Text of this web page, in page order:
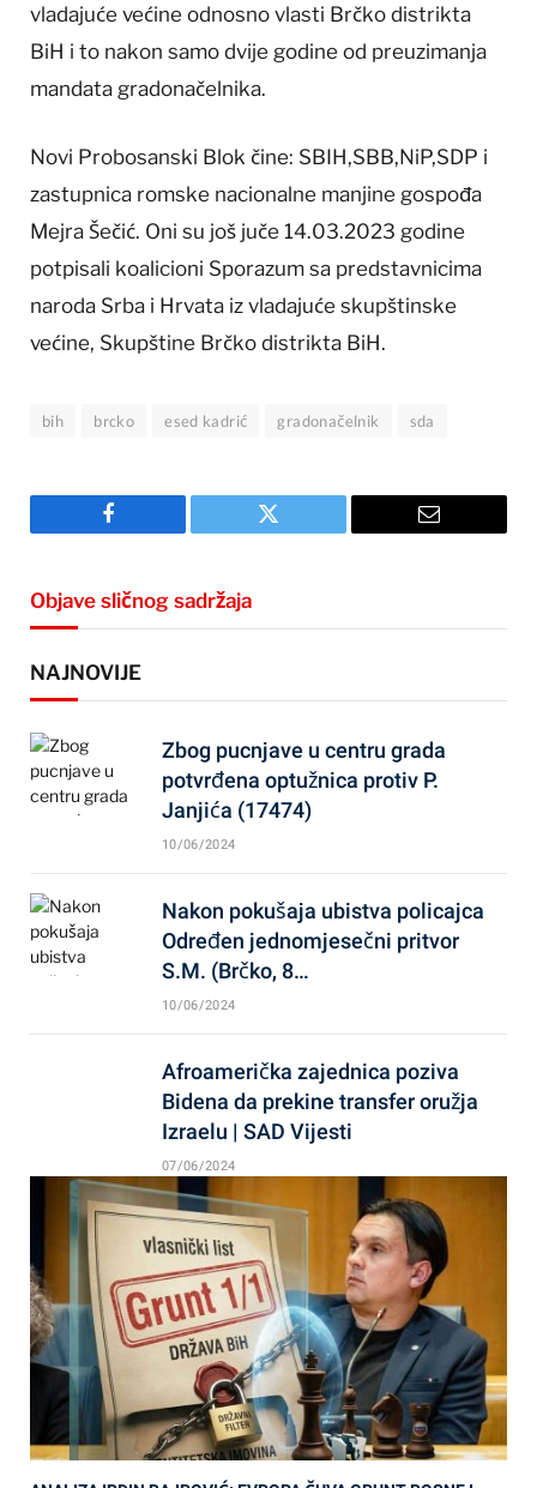
vladajuće većine odnosno vlasti Brčko distrikta
BiH i to nakon samo dvije godine od preuzimanja
mandata gradonačelnika.
Novi Probosanski Blok čine: SBIH,SBB,NiP,SDP i
zastupnica romske nacionalne manjine gospođa
Mejra Šečić. Oni su još juče 14.03.2023 godine
potpisali koalicioni Sporazum sa predstavnicima
naroda Srba i Hrvata iz vladajuće skupštinske
većine, Skupštine Brčko distrikta BiH.
bih brcko esed kadrić gradonačelnik sda
Facebook Twitter Email
Objave sličnog sadržaja
NAJNOVIJE
Zbog pucnjave u centru grada
potvrđena optužnica protiv P.
Janjića (17474)
10/06/2024
Nakon pokušaja ubistva policajca
Određen jednomjesečni pritvor
S.M. (Brčko, 8…
10/06/2024
Afroamerička zajednica poziva
Bidena da prekine transfer oružja
Izraelu | SAD Vijesti
07/06/2024